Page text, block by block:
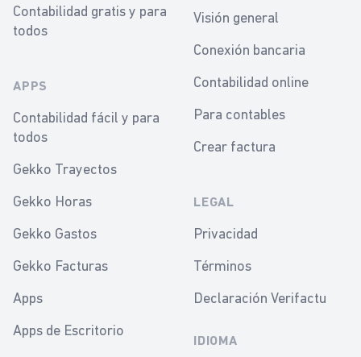
Contabilidad gratis y para
todos
APPS
Contabilidad fácil y para
todos
Gekko Trayectos
Gekko Horas
Gekko Gastos
Gekko Facturas
Apps
Apps de Escritorio
Visión general
Conexión bancaria
Contabilidad online
Para contables
Crear factura
LEGAL
Privacidad
Términos
Declaración Verifactu
IDIOMA